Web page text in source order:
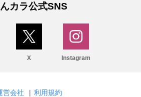
カラ公式SNS
X Instagram
営会社 | 利用規約